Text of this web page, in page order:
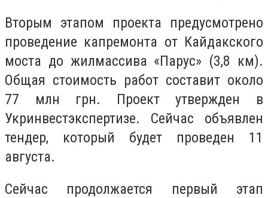
Вторым этапом проекта предусмотрено
проведение капремонта от Кайдакского
моста до жилмассива «Парус» (3,8 км).
Общая стоимость работ составит около
77 млн грн. Проект утвержден в
Укринвестэкспертизе. Сейчас объявлен
тендер, который будет проведен 11
августа.
Сейчас продолжается первый этап